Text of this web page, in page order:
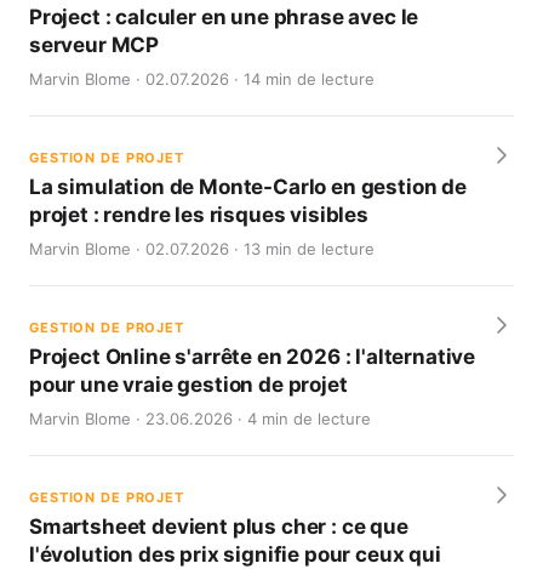
Project : calculer en une phrase avec le
serveur MCP
Marvin Blome · 02.07.2026 · 14 min de lecture
GESTION DE PROJET
La simulation de Monte-Carlo en gestion de
projet : rendre les risques visibles
Marvin Blome · 02.07.2026 · 13 min de lecture
GESTION DE PROJET
Project Online s'arrête en 2026 : l'alternative
pour une vraie gestion de projet
Marvin Blome · 23.06.2026 · 4 min de lecture
GESTION DE PROJET
Smartsheet devient plus cher : ce que
l'évolution des prix signifie pour ceux qui